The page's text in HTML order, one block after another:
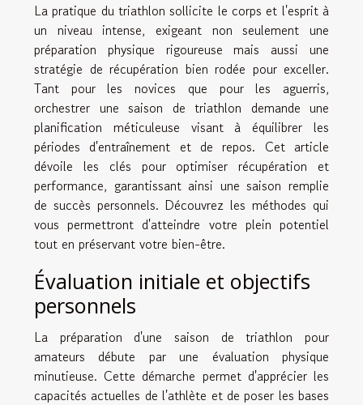
La pratique du triathlon sollicite le corps et l'esprit à
un niveau intense, exigeant non seulement une
préparation physique rigoureuse mais aussi une
stratégie de récupération bien rodée pour exceller.
Tant pour les novices que pour les aguerris,
orchestrer une saison de triathlon demande une
planification méticuleuse visant à équilibrer les
périodes d'entraînement et de repos. Cet article
dévoile les clés pour optimiser récupération et
performance, garantissant ainsi une saison remplie
de succès personnels. Découvrez les méthodes qui
vous permettront d'atteindre votre plein potentiel
tout en préservant votre bien-être.
Évaluation initiale et objectifs
personnels
La préparation d'une saison de triathlon pour
amateurs débute par une évaluation physique
minutieuse. Cette démarche permet d'apprécier les
capacités actuelles de l'athlète et de poser les bases